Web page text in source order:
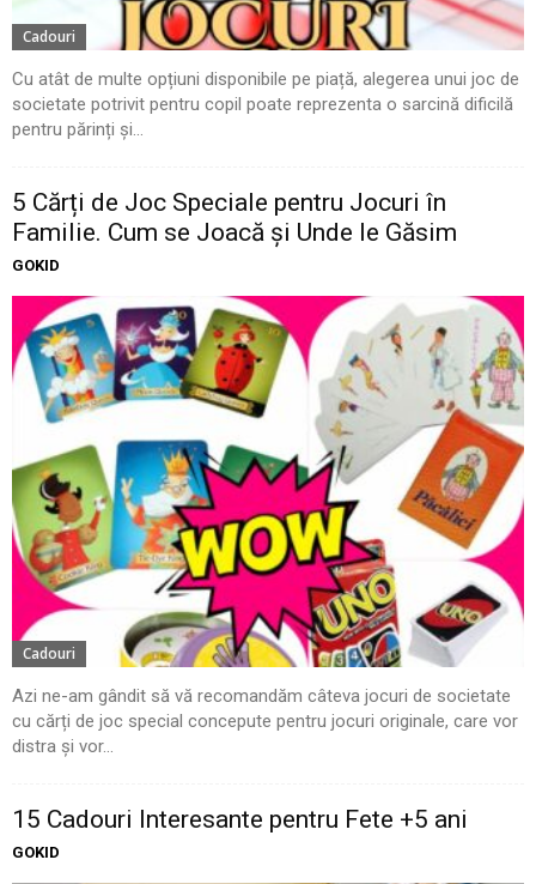
Cadouri
Cu atât de multe opțiuni disponibile pe piață, alegerea unui joc de
societate potrivit pentru copil poate reprezenta o sarcină dificilă
pentru părinți și...
5 Cărți de Joc Speciale pentru Jocuri în
Familie. Cum se Joacă și Unde le Găsim
GOKID
Cadouri
Azi ne-am gândit să vă recomandăm câteva jocuri de societate
cu cărți de joc special concepute pentru jocuri originale, care vor
distra și vor...
15 Cadouri Interesante pentru Fete +5 ani
GOKID